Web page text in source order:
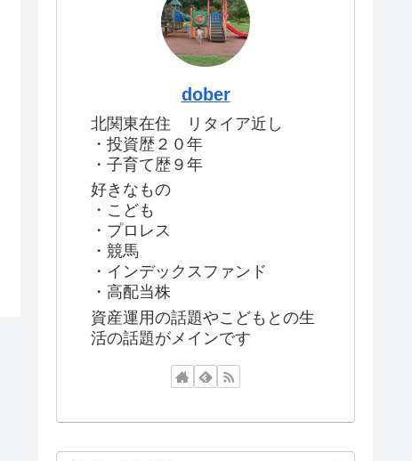
dober
北関東在住 リタイア近し
・投資歴２０年
・子育て歴９年
好きなもの
・こども
・プロレス
・競馬
・インデックスファンド
・高配当株
資産運用の話題やこどもとの生
活の話題がメインです